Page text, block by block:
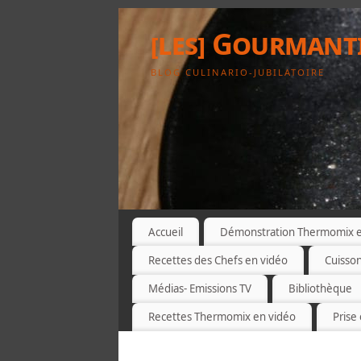
[les]
BLOG CULINARIO-JUBILATOIRE
Accueil
Démonstration Thermomix
Recettes des Chefs en vidéo
Médias- Emissions TV
Bibliothèque
Recettes Thermomix en vidéo